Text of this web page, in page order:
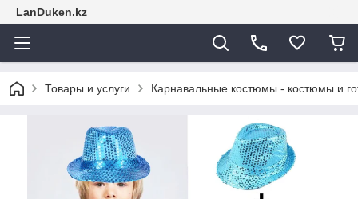
LanDuken.kz
Товары и услуги Карнавальные костюмы - костюмы и